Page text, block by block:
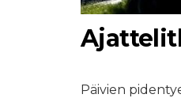
Päivien